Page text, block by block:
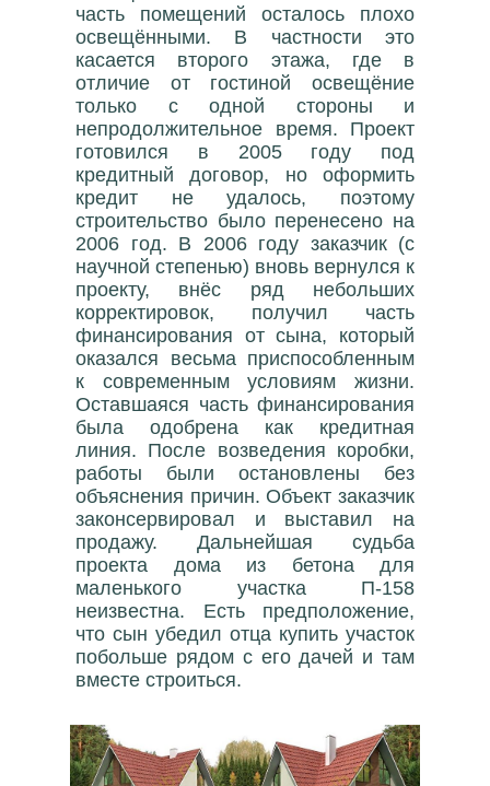
часть помещений осталось плохо
освещёнными. В частности это
касается второго этажа, где в
отличие от гостиной освещёние
только с одной стороны и
непродолжительное время. Проект
готовился в 2005 году под
кредитный договор, но оформить
кредит не удалось, поэтому
строительство было перенесено на
2006 год. В 2006 году заказчик (с
научной степенью) вновь вернулся к
проекту, внёс ряд небольших
корректировок, получил часть
финансирования от сына, который
оказался весьма приспособленным
к современным условиям жизни.
Оставшаяся часть финансирования
была одобрена как кредитная
линия. После возведения коробки,
работы были остановлены без
объяснения причин. Объект заказчик
законсервировал и выставил на
продажу. Дальнейшая судьба
проекта дома из бетона для
маленького участка П-158
неизвестна. Есть предположение,
что сын убедил отца купить участок
побольше рядом с его дачей и там
вместе строиться.